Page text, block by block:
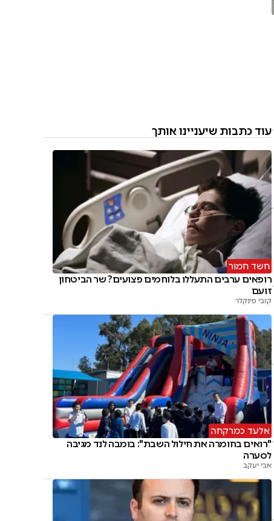
עוד כתבות שיעניינו אותך
חשד חמור
רופאים ערבים התעללו בלוחמים פצועים? שר הביטחון
זועם
קובי פינקלר
אלעד כמרקחה
"רואים בחומרה את חילול השבת": בומבה לנד מגיבה
לסערה
אבי יעקב